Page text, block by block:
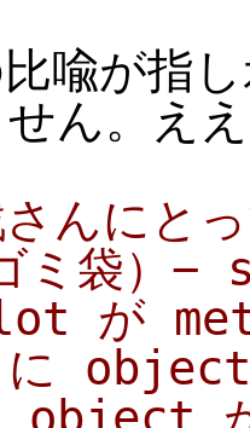
喩が指
せん。
さんに
ミ袋）−
が
object